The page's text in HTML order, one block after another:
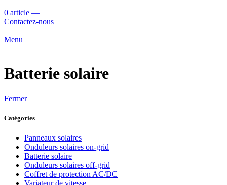
0 article —
Contactez-nous
Menu
Batterie solaire
Fermer
Catégories
Panneaux solaires
Onduleurs solaires on-grid
Batterie solaire
Onduleurs solaires off-grid
Coffret de protection AC/DC